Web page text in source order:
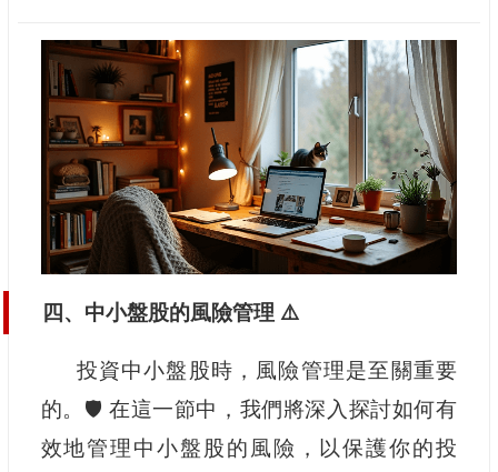
四、中小盤股的風險管理 ⚠️
投資中小盤股時，風險管理是至關重要
的。🛡️ 在這一節中，我們將深入探討如何有
效地管理中小盤股的風險，以保護你的投